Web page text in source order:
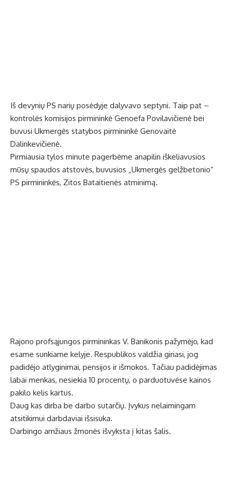
Iš devynių PS narių posėdyje dalyvavo septyni. Taip pat –
kontrolės komisijos pirmininkė Genoefa Povilavičienė bei
buvusi Ukmergės statybos pirmininkė Genovaitė
Dalinkevičienė.
Pirmiausia tylos minute pagerbėme anapilin iškeliavusios
mūsų spaudos atstovės, buvusios „Ukmergės gelžbetonio“
PS pirmininkės, Zitos Bataitienės atminimą.
Rajono profsąjungos pirmininkas V. Banikonis pažymėjo, kad
esame sunkiame kelyje. Respublikos valdžia giriasi, jog
padidėjo atlyginimai, pensijos ir išmokos. Tačiau padidėjimas
labai menkas, nesiekia 10 procentų, o parduotuvėse kainos
pakilo kelis kartus.
Daug kas dirba be darbo sutarčių. Įvykus nelaimingam
atsitikimui darbdaviai išsisuka.
Darbingo amžiaus žmonės išvyksta į kitas šalis.